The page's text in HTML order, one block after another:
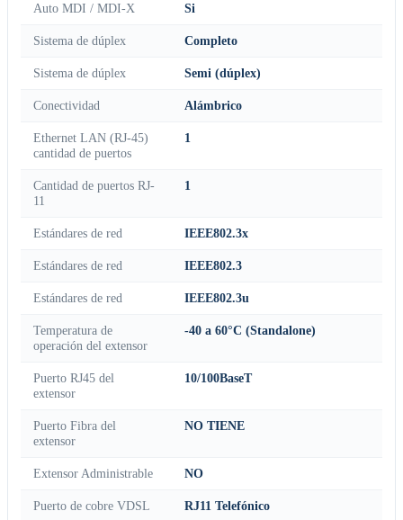
Auto MDI / MDI-X Si
Sistema de dúplex Completo
Sistema de dúplex Semi (dúplex)
Conectividad Alámbrico
Ethernet LAN (RJ-45)
cantidad de puertos
1
Cantidad de puertos RJ-
11
1
Estándares de red IEEE802.3x
Estándares de red IEEE802.3
Estándares de red IEEE802.3u
Temperatura de
operación del extensor
-40 a 60°C (Standalone)
Puerto RJ45 del
extensor
10/100BaseT
Puerto Fibra del
extensor
NO TIENE
Extensor Administrable NO
Puerto de cobre VDSL RJ11 Telefónico